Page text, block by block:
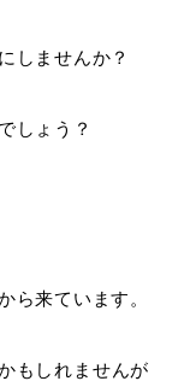
しませんか？
しょう？
ら来ています。
もしれませんが